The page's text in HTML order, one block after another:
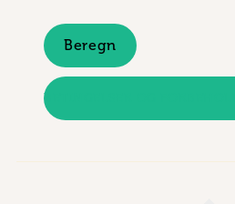
Beregn
BETINGELSER OG FORBEHOLD